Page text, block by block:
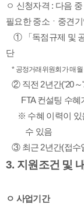
ㅇ 신청자격 : 다음
필요한 중소ㆍ중견기
① 「독점규제 및
단
* 공정거래위원회가 매
② 직전 2년간('20
FTA 컨설팅 수
※ 수혜 이력
          수 있음
③ 최근 2년간(접
3. 지원조건 및
ㅇ 사업기간